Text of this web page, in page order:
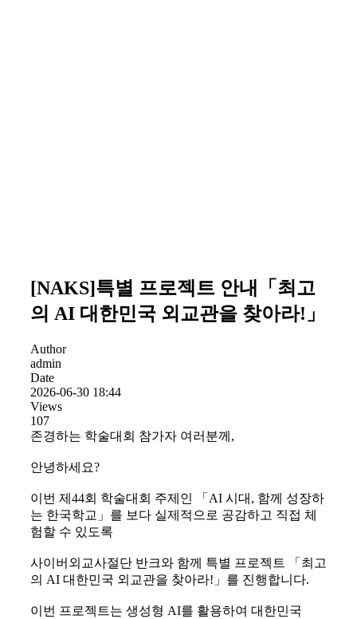
[NAKS]특별 프로젝트 안내「최고
의 AI 대한민국 외교관을 찾아라!」
Author
admin
Date
2026-06-30 18:44
Views
107
존경하는 학술대회 참가자 여러분께,
안녕하세요?
이번 제44회 학술대회 주제인 「AI 시대, 함께 성장하
는 한국학교」를 보다 실제적으로 공감하고 직접 체
험할 수 있도록
사이버외교사절단 반크와 함께 특별 프로젝트 「최고
의 AI 대한민국 외교관을 찾아라!」를 진행합니다.
이번 프로젝트는 생성형 AI를 활용하여 대한민국